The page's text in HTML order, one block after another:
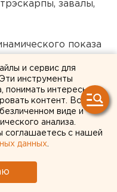
завалы,
показа
подразделения
автоколонны», а
условного
тактических
имитации для
и сервис для
инструменты
понимать интересы
контент. Вся
виде и
анализа.
соглашаетесь с нашей
данных